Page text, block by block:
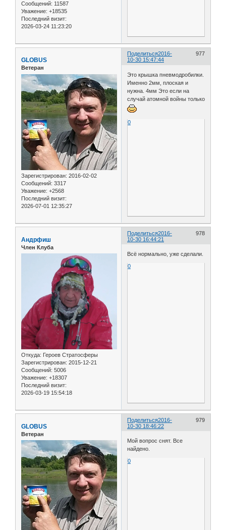
Сообщений: 11587
Уважение: +18535
Последний визит:
2026-03-24 11:23:20
Поделиться 977
2016-
10-30 15:47:44
GLOBUS
Ветеран
Зарегистрирован: 2016-02-02
Сообщений: 3317
Уважение: +2568
Последний визит:
2026-07-01 12:35:27
Это крышка пневмодробилки.
Именно 2мм, плоская и
нужна. 4мм Это если на
случай атомной войны только
0
Поделиться 978
2016-
10-30 16:44:21
Андрфиш
Член Клуба
Откуда: Героев Стратосферы
Зарегистрирован: 2015-12-21
Сообщений: 5006
Уважение: +18307
Последний визит:
2026-03-19 15:54:18
Всё нормально, уже сделали.
0
Поделиться 979
2016-
10-30 18:46:22
GLOBUS
Ветеран
Мой вопрос снят. Все
найдено.
0